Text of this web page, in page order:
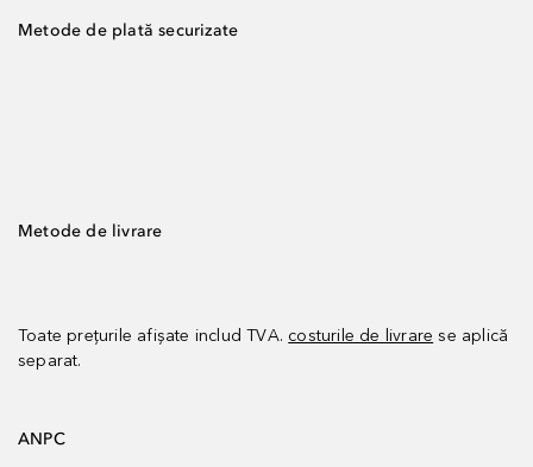
Metode de plată securizate
Metode de livrare
Toate prețurile afișate includ TVA. costurile de livrare se aplică
separat.
ANPC